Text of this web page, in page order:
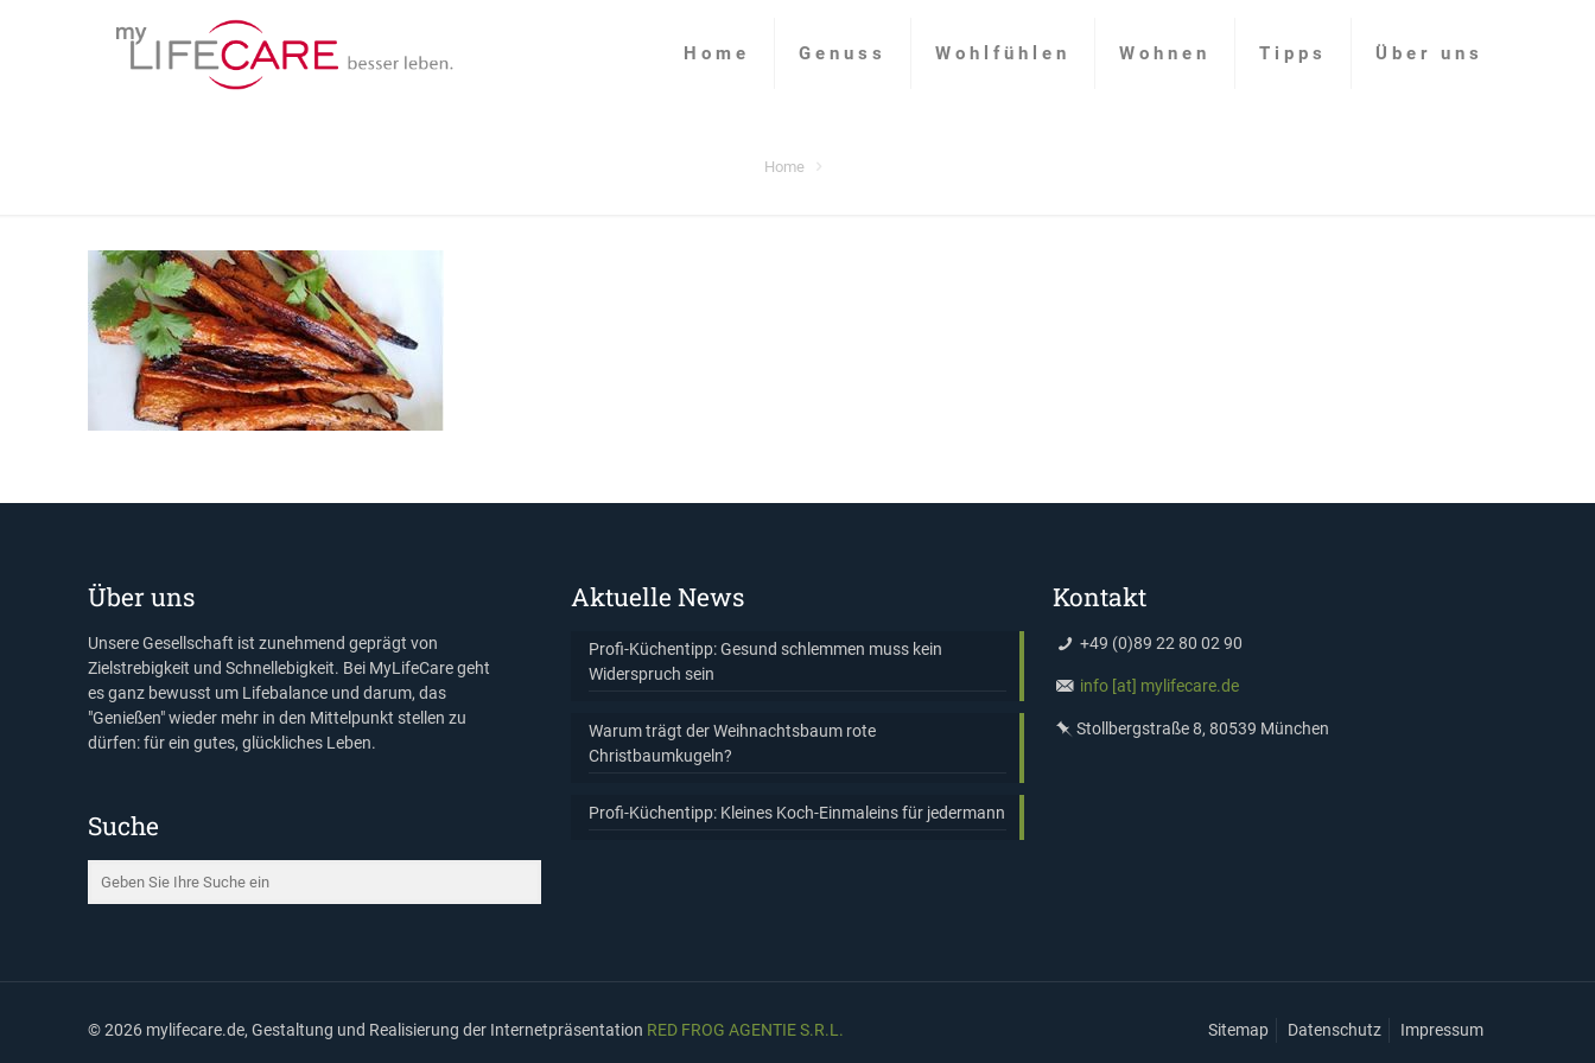
Home Genuss Wohlfühlen Wohnen Tipps Über uns
Home
Über uns
Unsere Gesellschaft ist zunehmend geprägt von
Zielstrebigkeit und Schnellebigkeit. Bei MyLifeCare geht
es ganz bewusst um Lifebalance und darum, das
"Genießen" wieder mehr in den Mittelpunkt stellen zu
dürfen: für ein gutes, glückliches Leben.
Suche
Aktuelle News
Profi-Küchentipp: Gesund schlemmen muss kein
Widerspruch sein
Warum trägt der Weihnachtsbaum rote
Christbaumkugeln?
Profi-Küchentipp: Kleines Koch-Einmaleins für jedermann
Kontakt
+49 (0)89 22 80 02 90
info [at] mylifecare.de
Stollbergstraße 8, 80539 München
©2026 mylifecare.de, Gestaltung und Realisierung der Internetpräsentation RED FROG AGENTIE S.R.L. Sitemap Datenschutz Impressum